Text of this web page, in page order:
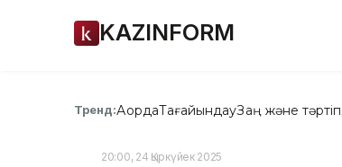
KAZINFORM
Тренд:АқордаТағайындауЗаң және тәртіп
20:00, 24 Қыркүйек 2025